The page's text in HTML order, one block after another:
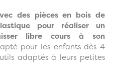
des pièces en bois de
pour réaliser un
libre cours à son
pour les enfants dès 4
adaptés à leurs petites